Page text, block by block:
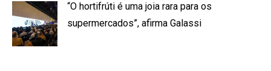
“O hortifrúti é uma joia rara para os
supermercados”, afirma Galassi